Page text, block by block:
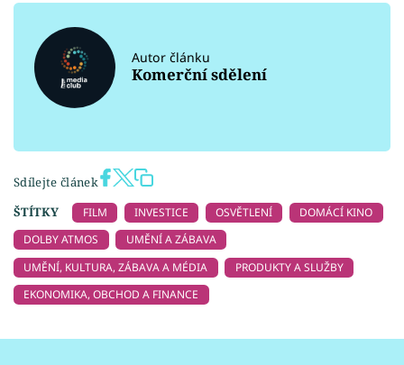
Autor článku
Komerční sdělení
Sdílejte článek
ŠTÍTKY
FILM INVESTICE OSVĚTLENÍ
DOMÁCÍ KINO
DOLBY ATMOS
UMĚNÍ A ZÁBAVA
UMĚNÍ, KULTURA, ZÁBAVA A MÉDIA
PRODUKTY A SLUŽBY
EKONOMIKA, OBCHOD A FINANCE